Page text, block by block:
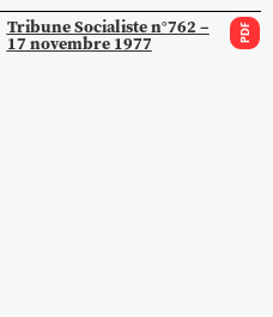
Tribune Socialiste n°762 –
17 novembre 1977 PDF